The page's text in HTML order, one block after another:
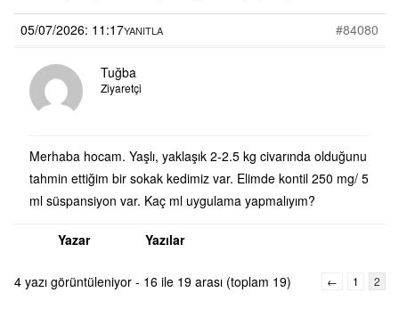
05/07/2026: 11:17 #84080
YANITLA
Tuğba
Ziyaretçi
Merhaba hocam. Yaşlı, yaklaşık 2-2.5 kg civarında olduğunu
tahmin ettiğim bir sokak kedimiz var. Elimde kontil 250 mg/ 5
ml süspansiyon var. Kaç ml uygulama yapmalıyım?
Yazar Yazılar
4 yazı görüntüleniyor - 16 ile 19 arası (toplam 19) ← 1 2